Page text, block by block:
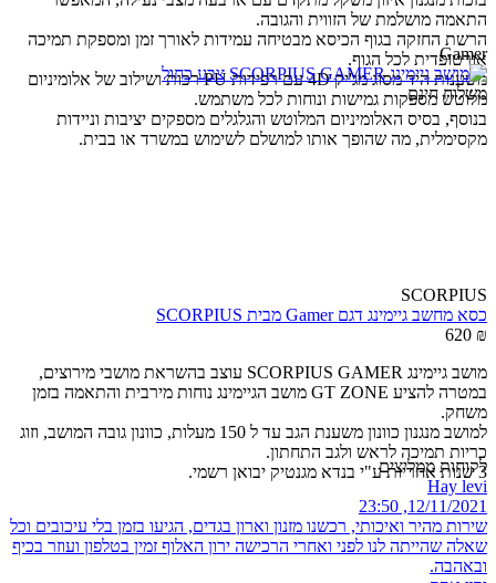
התאמה מושלמת של הזווית והגובה.
הרשת החזקה בגוף הכיסא מבטיחה עמידות לאורך זמן ומספקת תמיכה
אורטופדית לכל הגוף.
משענות היד מסוג מג'יק 4D עם רפידות PU רכות ושילוב של אלומיניום
מלוטש מספקות גמישות ונוחות לכל משתמש.
בנוסף, בסיס האלומיניום המלוטש והגלגלים מספקים יציבות וניידות
מקסימלית, מה שהופך אותו למושלם לשימוש במשרד או בבית.
Gamer
משלוח חינם
SCORPIUS
כסא מחשב גיימינג דגם Gamer מבית SCORPIUS
620 ₪
מושב גיימינג SCORPIUS GAMER עוצב בהשראת מושבי מירוצים,
במטרה להציע GT ZONE מושב הגיימינג נוחות מירבית והתאמה בזמן
משחק.
למושב מנגנון כוונון משענת הגב עד ל 150 מעלות, כוונון גובה המושב, וזוג
כריות תמיכה לראש ולגב התחתון.
3 שנות אחריות ע"י בנדא מגנטיק יבואן רשמי.
לקוחות ממליצים
Hay levi‏
12/11/2021, 23:50
שירות מהיר ואיכותי, רכשנו מזנון וארון בגדים, הגיעו בזמן בלי עיכובים וכל
שאלה שהייתה לנו לפני ואחרי הרכישה ירון האלוף זמין בטלפון ועוזר בכיף
ובאהבה.